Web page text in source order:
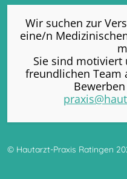
Wir suchen zur
eine/n
Sie sind
freundlichen Team
© Hautarzt-Praxis Ratingen